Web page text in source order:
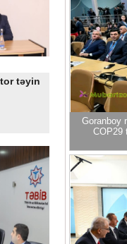
təyin
Goranboy
COP29